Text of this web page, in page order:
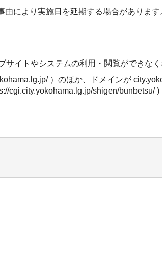
により実施日を延期する場合がありま
サイトやシステムの利用・閲覧ができな
）のほか、ドメインが
cgi.city.yokohama.lg.jp/shigen/bunbetsu/ )